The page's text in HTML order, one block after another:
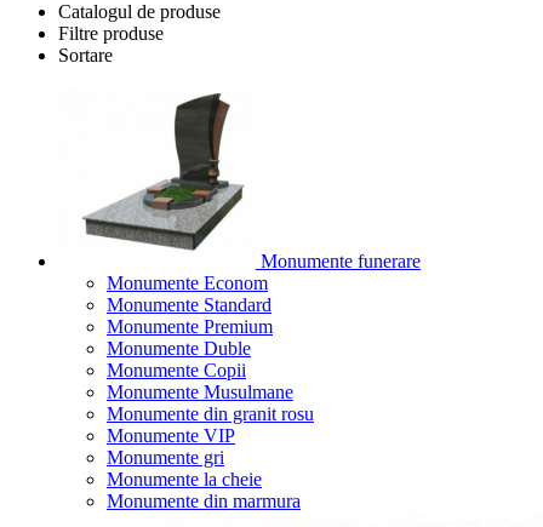
Catalogul de produse
Filtre produse
Sortare
Monumente funerare
Monumente Econom
Monumente Standard
Monumente Premium
Monumente Duble
Monumente Copii
Monumente Musulmane
Monumente din granit rosu
Monumente VIP
Monumente gri
Monumente la cheie
Monumente din marmura